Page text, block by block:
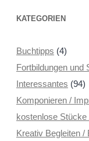
KATEGORIEN
Buchtipps (4)
Fortbildungen und
Interessantes (94)
Komponieren /
kostenlose
Kreativ Begleiten /